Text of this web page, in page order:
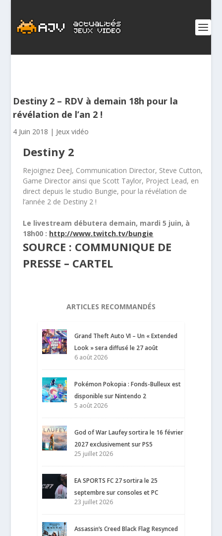
Destiny 2 – RDV à demain 18h pour la
révélation de l’an 2 !
4 Juin 2018 | Jeux vidéo
Destiny 2
Rejoignez DeeJ, Communication Director, Steve Cutton,
Game Director ainsi que Scott Taylor, Project Lead, en
direct depuis le studio Bungie, pour la révélation de
l’année 2 de Destiny 2 !
Le livestream débutera demain, mardi 5 juin, à
18h00 : http://www.twitch.tv/bungie
SOURCE : COMMUNIQUE DE
PRESSE – CARTEL
ARTICLES RECOMMANDÉS
Grand Theft Auto VI – Un « Extended
Look » sera diffusé le 27 août
6 août 2026
Pokémon Pokopia : Fonds-Bulleux est
disponible sur Nintendo 2
5 août 2026
God of War Laufey sortira le 16 février
2027 exclusivement sur PS5
25 juillet 2026
EA SPORTS FC 27 sortira le 25
septembre sur consoles et PC
23 juillet 2026
Assassin’s Creed Black Flag Resynced